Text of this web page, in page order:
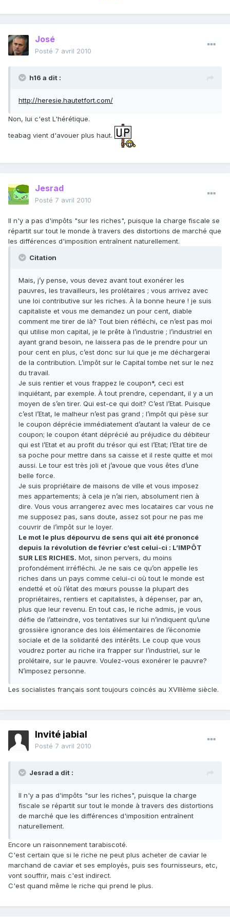
José
Posté 7 avril 2010
h16 a dit :
http://heresie.hautetfort.com/
Non, lui c'est L'hérétique.
teabag vient d'avouer plus haut.
Jesrad
Posté 7 avril 2010
Il n'y a pas d'impôts "sur les riches", puisque la charge fiscale se
répartit sur tout le monde à travers des distortions de marché que
les différences d'imposition entraînent naturellement.
Citation
Mais, j’y pense, vous devez avant tout exonérer les
pauvres, les travailleurs, les prolétaires ; vous arrivez avec
une loi contributive sur les riches. À la bonne heure ! je suis
capitaliste et vous me demandez un pour cent, diable
comment me tirer de là? Tout bien réfléchi, ce n’est pas moi
qui utilise mon capital, je le prête à l’industrie ; l’industriel en
ayant grand besoin, ne laissera pas de le prendre pour un
pour cent en plus, c’est donc sur lui que je me déchargerai
de la contribution. L’impôt sur le Capital tombe net sur le nez
du travail.
Je suis rentier et vous frappez le coupon*, ceci est
inquiétant, par exemple. À tout prendre, cependant, il y a un
moyen de s’en tirer. Qui est-ce qui doit? C’est l’Etat. Puisque
c’est l’Etat, le malheur n’est pas grand ; l’impôt qui pèse sur
le coupon déprécie immédiatement d’autant la valeur de ce
coupon; le coupon étant déprécié au préjudice du débiteur
qui est l’Etat et au profit du trésor qui est l’Etat; l’Etat tire de
sa poche pour mettre dans sa caisse et il reste quitte et moi
aussi. Le tour est très joli et j’avoue que vous êtes d’une
belle force.
Je suis propriétaire de maisons de ville et vous imposez
mes appartements; à cela je n’ai rien, absolument rien à
dire. Vous vous arrangerez avec mes locataires car vous ne
me supposez pas, sans doute, assez sot pour ne pas me
couvrir de l’impôt sur le loyer.
Le mot le plus dépourvu de sens qui ait été prononcé
depuis la révolution de février c’est celui-ci : L’IMPÔT
SUR LES RICHES. Mot, sinon pervers, du moins
profondément irréfléchi. Je ne sais ce qu’on appelle les
riches dans un pays comme celui-ci où tout le monde est
endetté et où l’état des mœurs pousse la plupart des
propriétaires, rentiers et capitalistes, à dépenser, par an,
plus que leur revenu. En tout cas, le riche admis, je vous
défie de l’atteindre, vos tentatives sur lui n’indiquent qu’une
grossière ignorance des lois élémentaires de l’économie
sociale et de la solidarité des intérêts. Le coup que vous
voudrez porter au riche ira frapper sur l’industriel, sur le
prolétaire, sur le pauvre. Voulez-vous exonérer le pauvre?
N’imposez personne.
Les socialistes français sont toujours coincés au XVIIIème siècle.
Invité jabial
Posté 7 avril 2010
Jesrad a dit :
Il n'y a pas d'impôts "sur les riches", puisque la charge
fiscale se répartit sur tout le monde à travers des distortions
de marché que les différences d'imposition entraînent
naturellement.
Encore un raisonnement tarabiscoté.
C'est certain que si le riche ne peut plus acheter de caviar le
marchand de caviar et ses employés, puis ses fournisseurs, etc,
vont souffrir, mais c'est indirect.
C'est quand même le riche qui prend le plus.